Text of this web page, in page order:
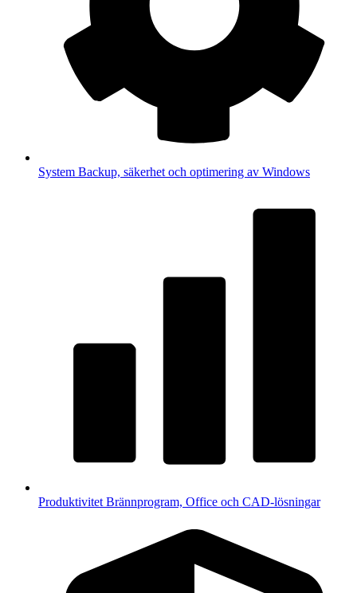
System Backup, säkerhet och optimering av Windows
Produktivitet Brännprogram, Office och CAD-lösningar